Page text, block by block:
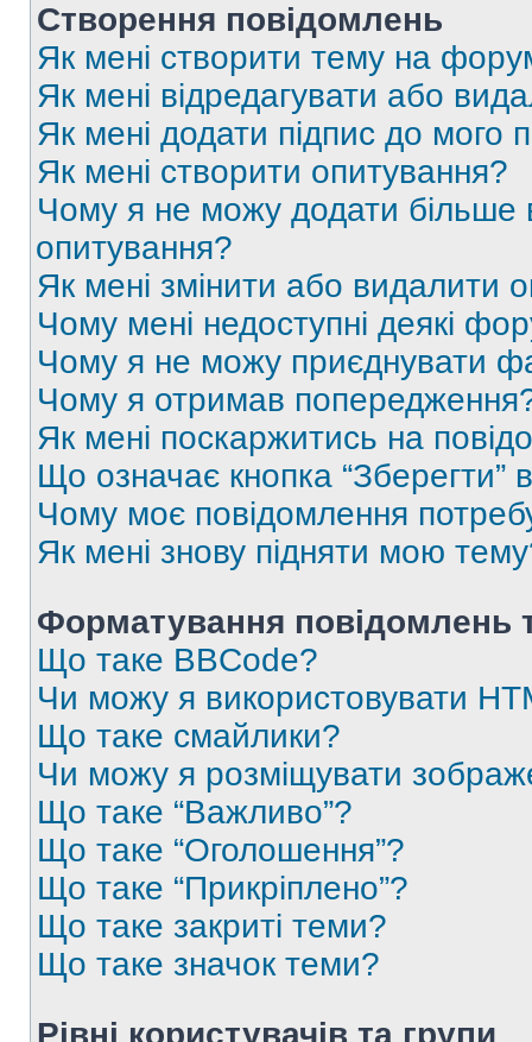
Створення повідомлень
Як мені створити тему на
Як мені відредагувати або
Як мені додати підпис до мого
Як мені створити опитування?
Чому я не можу додати більше
опитування?
Як мені змінити або видалити
Чому мені недоступні деякі
Чому я не можу приєднувати
Чому я отримав
Як мені поскаржитись на
Що означає кнопка
Чому моє повідомлення
Як мені знову підняти мою
Форматування повідомлень
Що таке BBCode?
Чи можу я використовувати
Що таке смайлики?
Чи можу я розміщувати
Що таке “Важливо”?
Що таке “Оголошення”?
Що таке “Прикріплено”?
Що таке закриті теми?
Що таке значок теми?
Рівні користувачів та групи